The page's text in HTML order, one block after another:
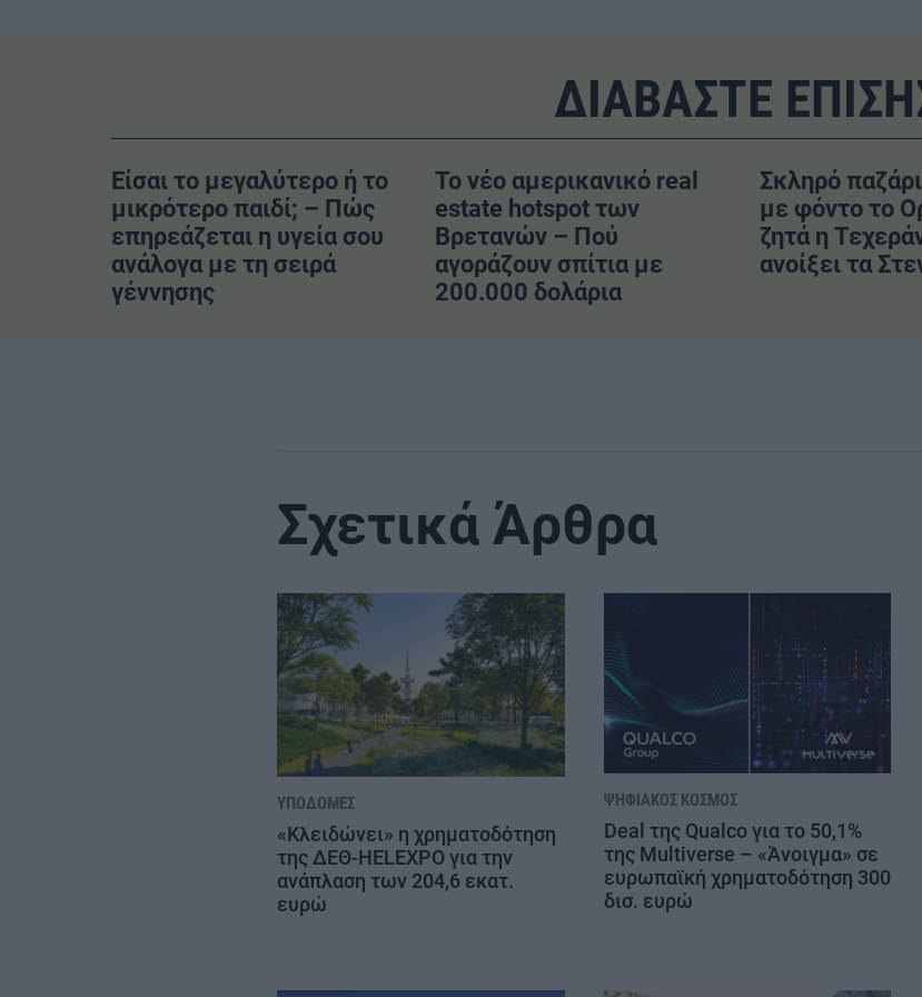
ΔΙΑΒΑΣΤΕ
Είσαι το μεγαλύτερο ή το
μικρότερο παιδί; – Πώς
επηρεάζεται η υγεία σου
ανάλογα με τη σειρά
γέννησης
Το νέο αμερικανικό real
estate hotspot των
Βρετανών – Πού
αγοράζουν σπίτια με
200.000 δολάρια
Σκληρό
με φόντο το
ζητά η
ανοίξει τα
Σχετικά Άρθρα
ΥΠΟΔΟΜΈΣ
«Κλειδώνει» η χρηματοδότηση
της ΔΕΘ-HELEXPO για την
ανάπλαση των 204,6 εκατ.
ευρώ
ΨΗΦΙΑΚΌΣ ΚΌΣΜΟΣ
Deal της Qualco για το 50,1%
της Multiverse – «Άνοιγμα» σε
ευρωπαϊκή χρηματοδότηση 300
δισ. ευρώ